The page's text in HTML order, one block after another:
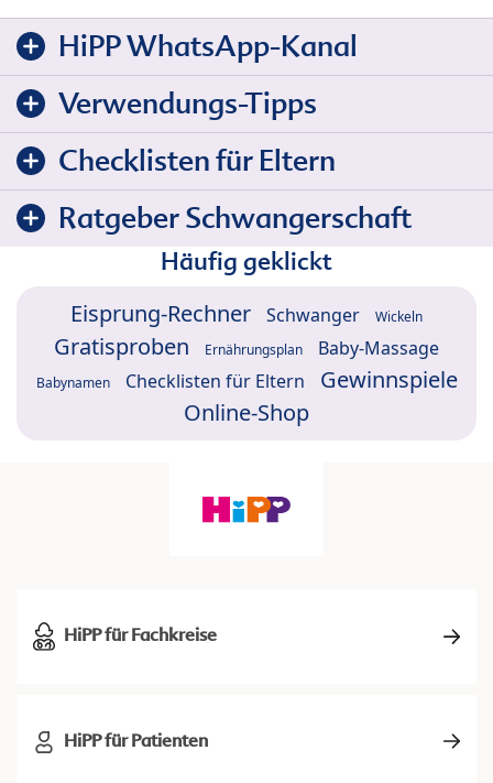
HiPP WhatsApp-Kanal
Verwendungs-Tipps
Checklisten für Eltern
Ratgeber Schwangerschaft
Häufig geklickt
Eisprung-Rechner Schwanger Wickeln
Gratisproben Ernährungsplan Baby-Massage
Babynamen Checklisten für Eltern
Gewinnspiele
Online-Shop
HiPP für Fachkreise
HiPP für Patienten